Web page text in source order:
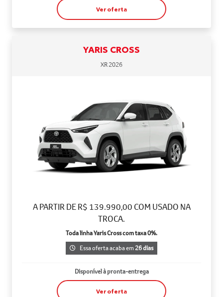
Ver oferta
YARIS CROSS
XR 2026
A PARTIR DE R$ 139.990,00 COM USADO NA
TROCA.
Toda linha Yaris Cross com taxa 0%.
Essa oferta acaba em26 dias
Disponível à pronta-entrega
Ver oferta